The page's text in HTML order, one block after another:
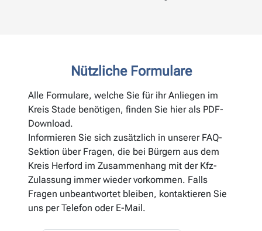
Nützliche Formulare
Alle Formulare, welche Sie für ihr Anliegen im
Kreis Stade benötigen, finden Sie hier als PDF-
Download.
Informieren Sie sich zusätzlich in unserer FAQ-
Sektion über Fragen, die bei Bürgern aus dem
Kreis Herford im Zusammenhang mit der Kfz-
Zulassung immer wieder vorkommen. Falls
Fragen unbeantwortet bleiben, kontaktieren Sie
uns per Telefon oder E-Mail.